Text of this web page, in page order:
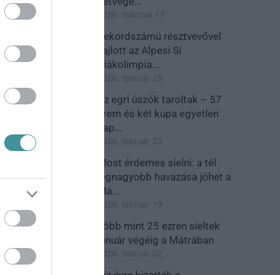
2026. március 17
Rekordszámú résztvevővel
zajlott az Alpesi Sí
Diákolimpia...
2026. február 25
Az egri úszók taroltak – 57
érem és két kupa egyetlen
nap...
2026. február 23
Most érdemes síelni: a tél
legnagyobb havazása jöhet a
Má...
2026. február 19
Több mint 25 ezren síeltek
január végéig a Mátrában
2026. február 02